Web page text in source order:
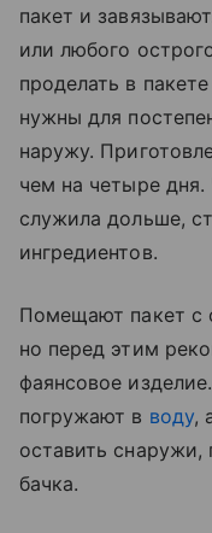
пакет и
или любого
проделать в
нужны для
наружу.
чем на четыре
служила дольше,
ингредиентов.
Помещают пакет с
но перед этим
фаянсовое
погружают в воду,
оставить
бачка.